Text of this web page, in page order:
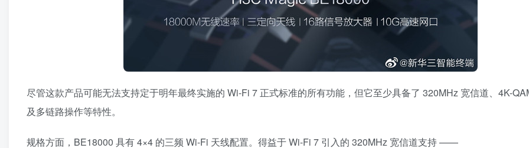
尽管这款产品可能无法支持定于明年最终实施的 Wi-Fi 7 正式标准的所有功能，但它至少具备了 320MHz 宽信道、4K-
及多链路操作等特性。
规格方面，BE18000 具有 4×4 的三频 Wi-Fi 天线配置。得益于 Wi-Fi 7 引入的 320MHz 宽信道支持 ——